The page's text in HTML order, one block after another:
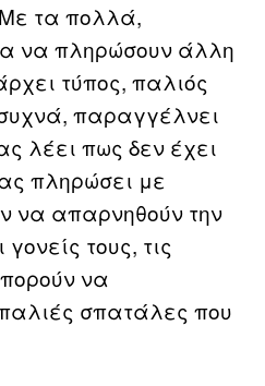
τα πολλά,
να πληρώσουν άλλη
τύπος, παλιός
παραγγέλνει
λέει πως δεν έχει
πληρώσει με
να απαρνηθούν την
τους, τις
να
παλιές σπατάλες που